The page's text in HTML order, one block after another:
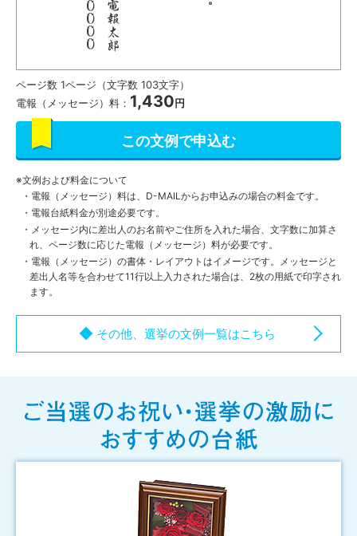
ページ数 1ページ（文字数 103文字）
電報（メッセージ）料： 1,430円
この文例で申込む
文例および料金について
電報（メッセージ）料は、D-MAILからお申込みの場合の料金です。
電報台紙料金が別途必要です。
メッセージ内に差出人のお名前やご住所を入れた場合、文字数に加算さ
れ、ページ数に応じた電報（メッセージ）料が必要です。
電報（メッセージ）の書体・レイアウトはイメージです。
メッセージと
差出人名等を合わせて11行以上入力された場合は、2枚の用紙で印字され
ます。
その他、選挙の文例一覧はこちら